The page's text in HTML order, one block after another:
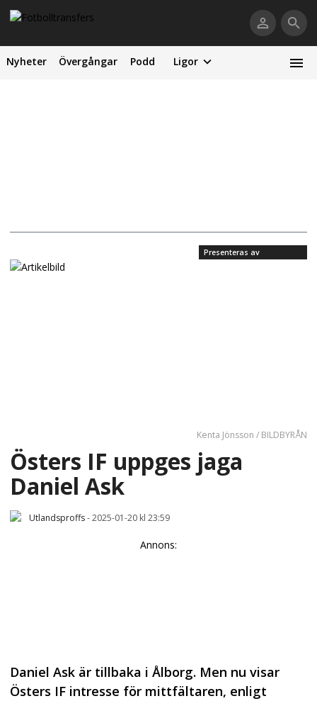
Nyheter Övergångar Podd Ligor
Presenteras av
Kenta Jönsson / BILDBYRÅN
Östers IF uppges jaga
Daniel Ask
Utlandsproffs-2025-01-20 kl 23:59
Annons:
Daniel Ask är tillbaka i Ålborg. Men nu visar
Östers IF intresse för mittfältaren, enligt